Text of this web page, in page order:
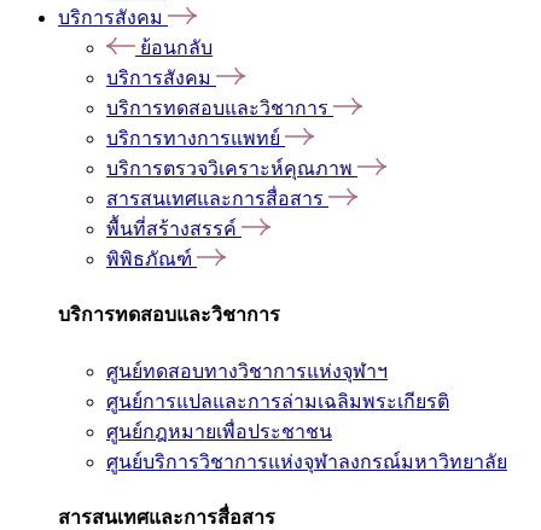
บริการสังคม
ย้อนกลับ
บริการสังคม
บริการทดสอบและวิชาการ
บริการทางการแพทย์
บริการตรวจวิเคราะห์คุณภาพ
สารสนเทศและการสื่อสาร
พื้นที่สร้างสรรค์
พิพิธภัณฑ์
บริการทดสอบและวิชาการ
ศูนย์ทดสอบทางวิชาการแห่งจุฬาฯ
ศูนย์การแปลและการล่ามเฉลิมพระเกียรติ
ศูนย์กฎหมายเพื่อประชาชน
ศูนย์บริการวิชาการแห่งจุฬาลงกรณ์มหาวิทยาลัย
สารสนเทศและการสื่อสาร